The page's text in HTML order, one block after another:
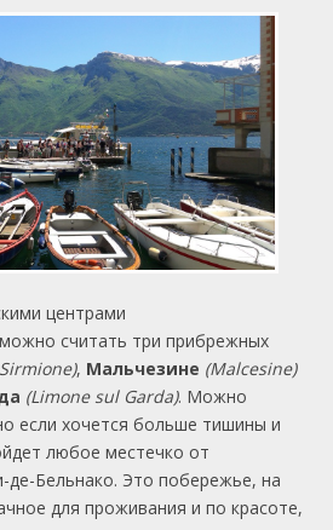
центрами
считать три прибрежных
Sirmione), Мальчезине (Malcesine)
(Limone sul Garda). Можно
если хочется больше тишины и
любое местечко от
де-Бельнако. Это побережье, на
для проживания и по красоте,